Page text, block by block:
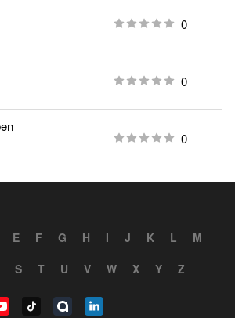
0
0
0
E F G H I J K L
M
S T U V W X Y Z